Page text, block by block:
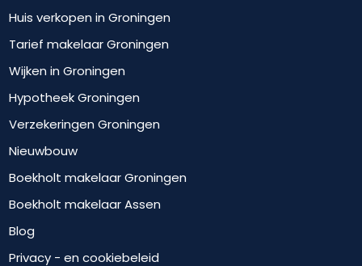
Huis verkopen in Groningen
Tarief makelaar Groningen
Wijken in Groningen
Hypotheek Groningen
Verzekeringen Groningen
Nieuwbouw
Boekholt makelaar Groningen
Boekholt makelaar Assen
Blog
Privacy - en cookiebeleid